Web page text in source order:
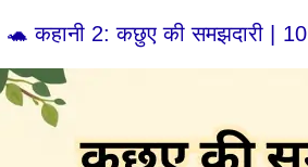
🐢 कहानी 2: कछुए की समझदारी |